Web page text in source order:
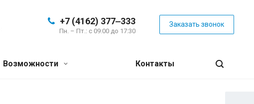
+7 (4162) 377‒333
Пн. – Пт.: с 09:00 до 17:30
Заказать звонок
Возможности Контакты